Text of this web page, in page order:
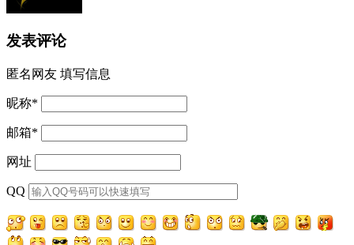
发表评论
匿名网友 填写信息
昵称*
邮箱*
网址
QQ